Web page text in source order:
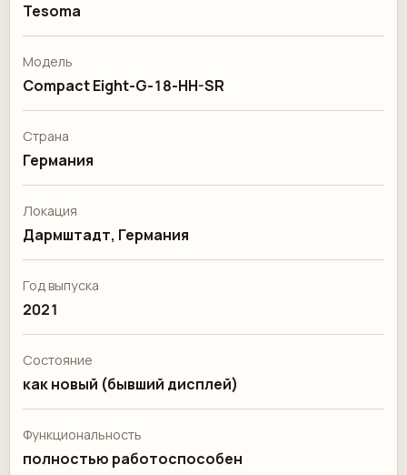
Tesoma
Модель
Compact Eight-G-18-HH-SR
Страна
Германия
Локация
Дармштадт, Германия
Год выпуска
2021
Состояние
как новый (бывший дисплей)
Функциональность
полностью работоспособен